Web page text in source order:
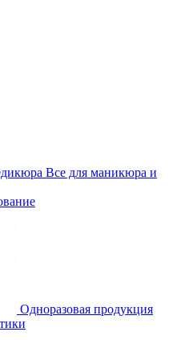
Все для маникюра и
Одноразовая продукция